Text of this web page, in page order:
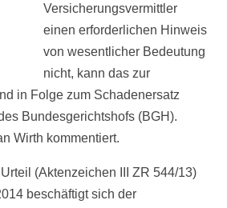
Versicherungsvermittler
einen erforderlichen Hinweis
von wesentlicher Bedeutung
nicht, kann das zur
in Folge zum Schadenersatz
Bundesgerichtshofs (BGH).
Wirth kommentiert.
(Aktenzeichen III ZR 544/13)
beschäftigt sich der